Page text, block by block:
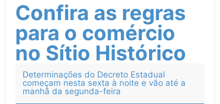
Confira as regras
para o comércio
no Sítio Histórico
Determinações do Decreto Estadual
começam nesta sexta à noite e vão até a
manhã da segunda-feira